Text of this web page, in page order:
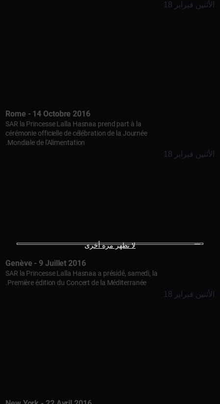
لا تظهر مرة أخرى
الأثنين فبراير 18
Rome - 14 Octobre 2016
SAR la Princesse Lalla Hasnaa prend part à la
cérémonie officielle de célébration de la Journée
Mondiale de l'Alimentation.
الأثنين فبراير 18
Genève - 9 Juillet 2016
SAR la Princesse Lalla Hasnaa a présidé, samedi, la
Première édition du Concert de la Méditerranée.
الأثنين فبراير 18